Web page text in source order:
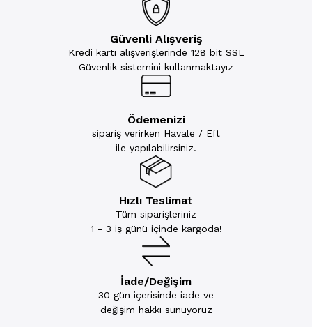
Güvenli Alışveriş
Kredi kartı alışverişlerinde 128 bit SSL
Güvenlik sistemini kullanmaktayız
Ödemenizi
sipariş verirken Havale / Eft
ile yapılabilirsiniz.
Hızlı Teslimat
Tüm siparişleriniz
1 - 3 iş günü içinde kargoda!
İade/Değişim
30 gün içerisinde iade ve
değişim hakkı sunuyoruz